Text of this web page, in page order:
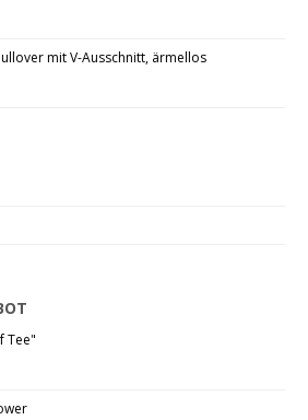
mit V-Ausschnitt, ärmellos
Tee"